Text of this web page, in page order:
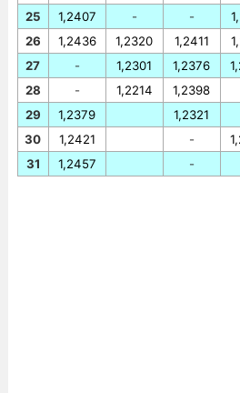
25
26
27
28
29
30
31
1,2407
1,2436
-
-
1,2379
1,2421
1,2457
-
1,2320
1,2301
1,2214
-
1,2411
1,2376
1,2398
1,2321
-
-